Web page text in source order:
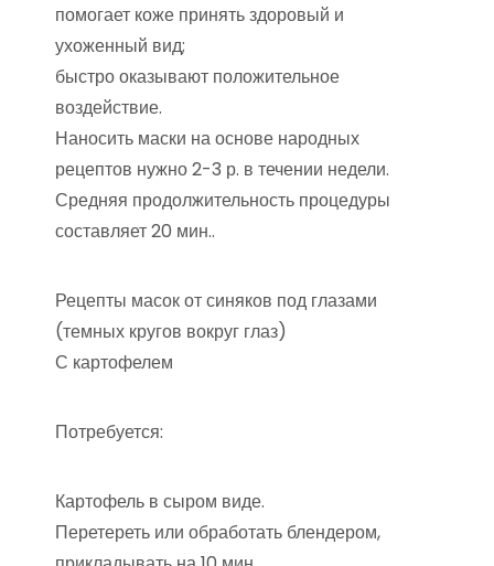
помогает коже принять здоровый и
ухоженный вид;
быстро оказывают положительное
воздействие.
Наносить маски на основе народных
рецептов нужно 2-3 р. в течении недели.
Средняя продолжительность процедуры
составляет 20 мин..
Рецепты масок от синяков под глазами
(темных кругов вокруг глаз)
С картофелем
Потребуется:
Картофель в сыром виде.
Перетереть или обработать блендером,